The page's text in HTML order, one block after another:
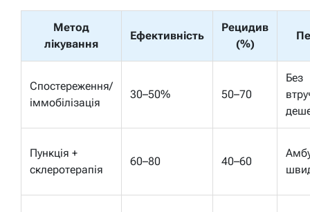
Метод
лікування
Ефективність
Рецидив
(%)
Спостереження/
іммобілізація
30–50% 50–70
Без
Пункція +
склеротерапія
60–80 40–60